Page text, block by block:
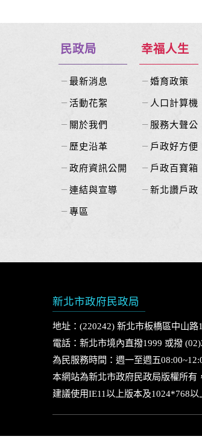
民政局
最新消息
活動花絮
關於我們
歷史沿革
政府資訊公開
連結與宣導
專區
幸福人生
婚育政策
人口計算機
服務大聲公
戶政好方便
戶政百寶箱
新北讚戶政
新北市政府民政局
地址：(220242) 新北市板橋區中山路
電話：新北市境內直撥1999 或撥
為民服務時間：週一至週五
本網站為新北市政府民政局版權所有
建議使用IE11以上版本及1024*768